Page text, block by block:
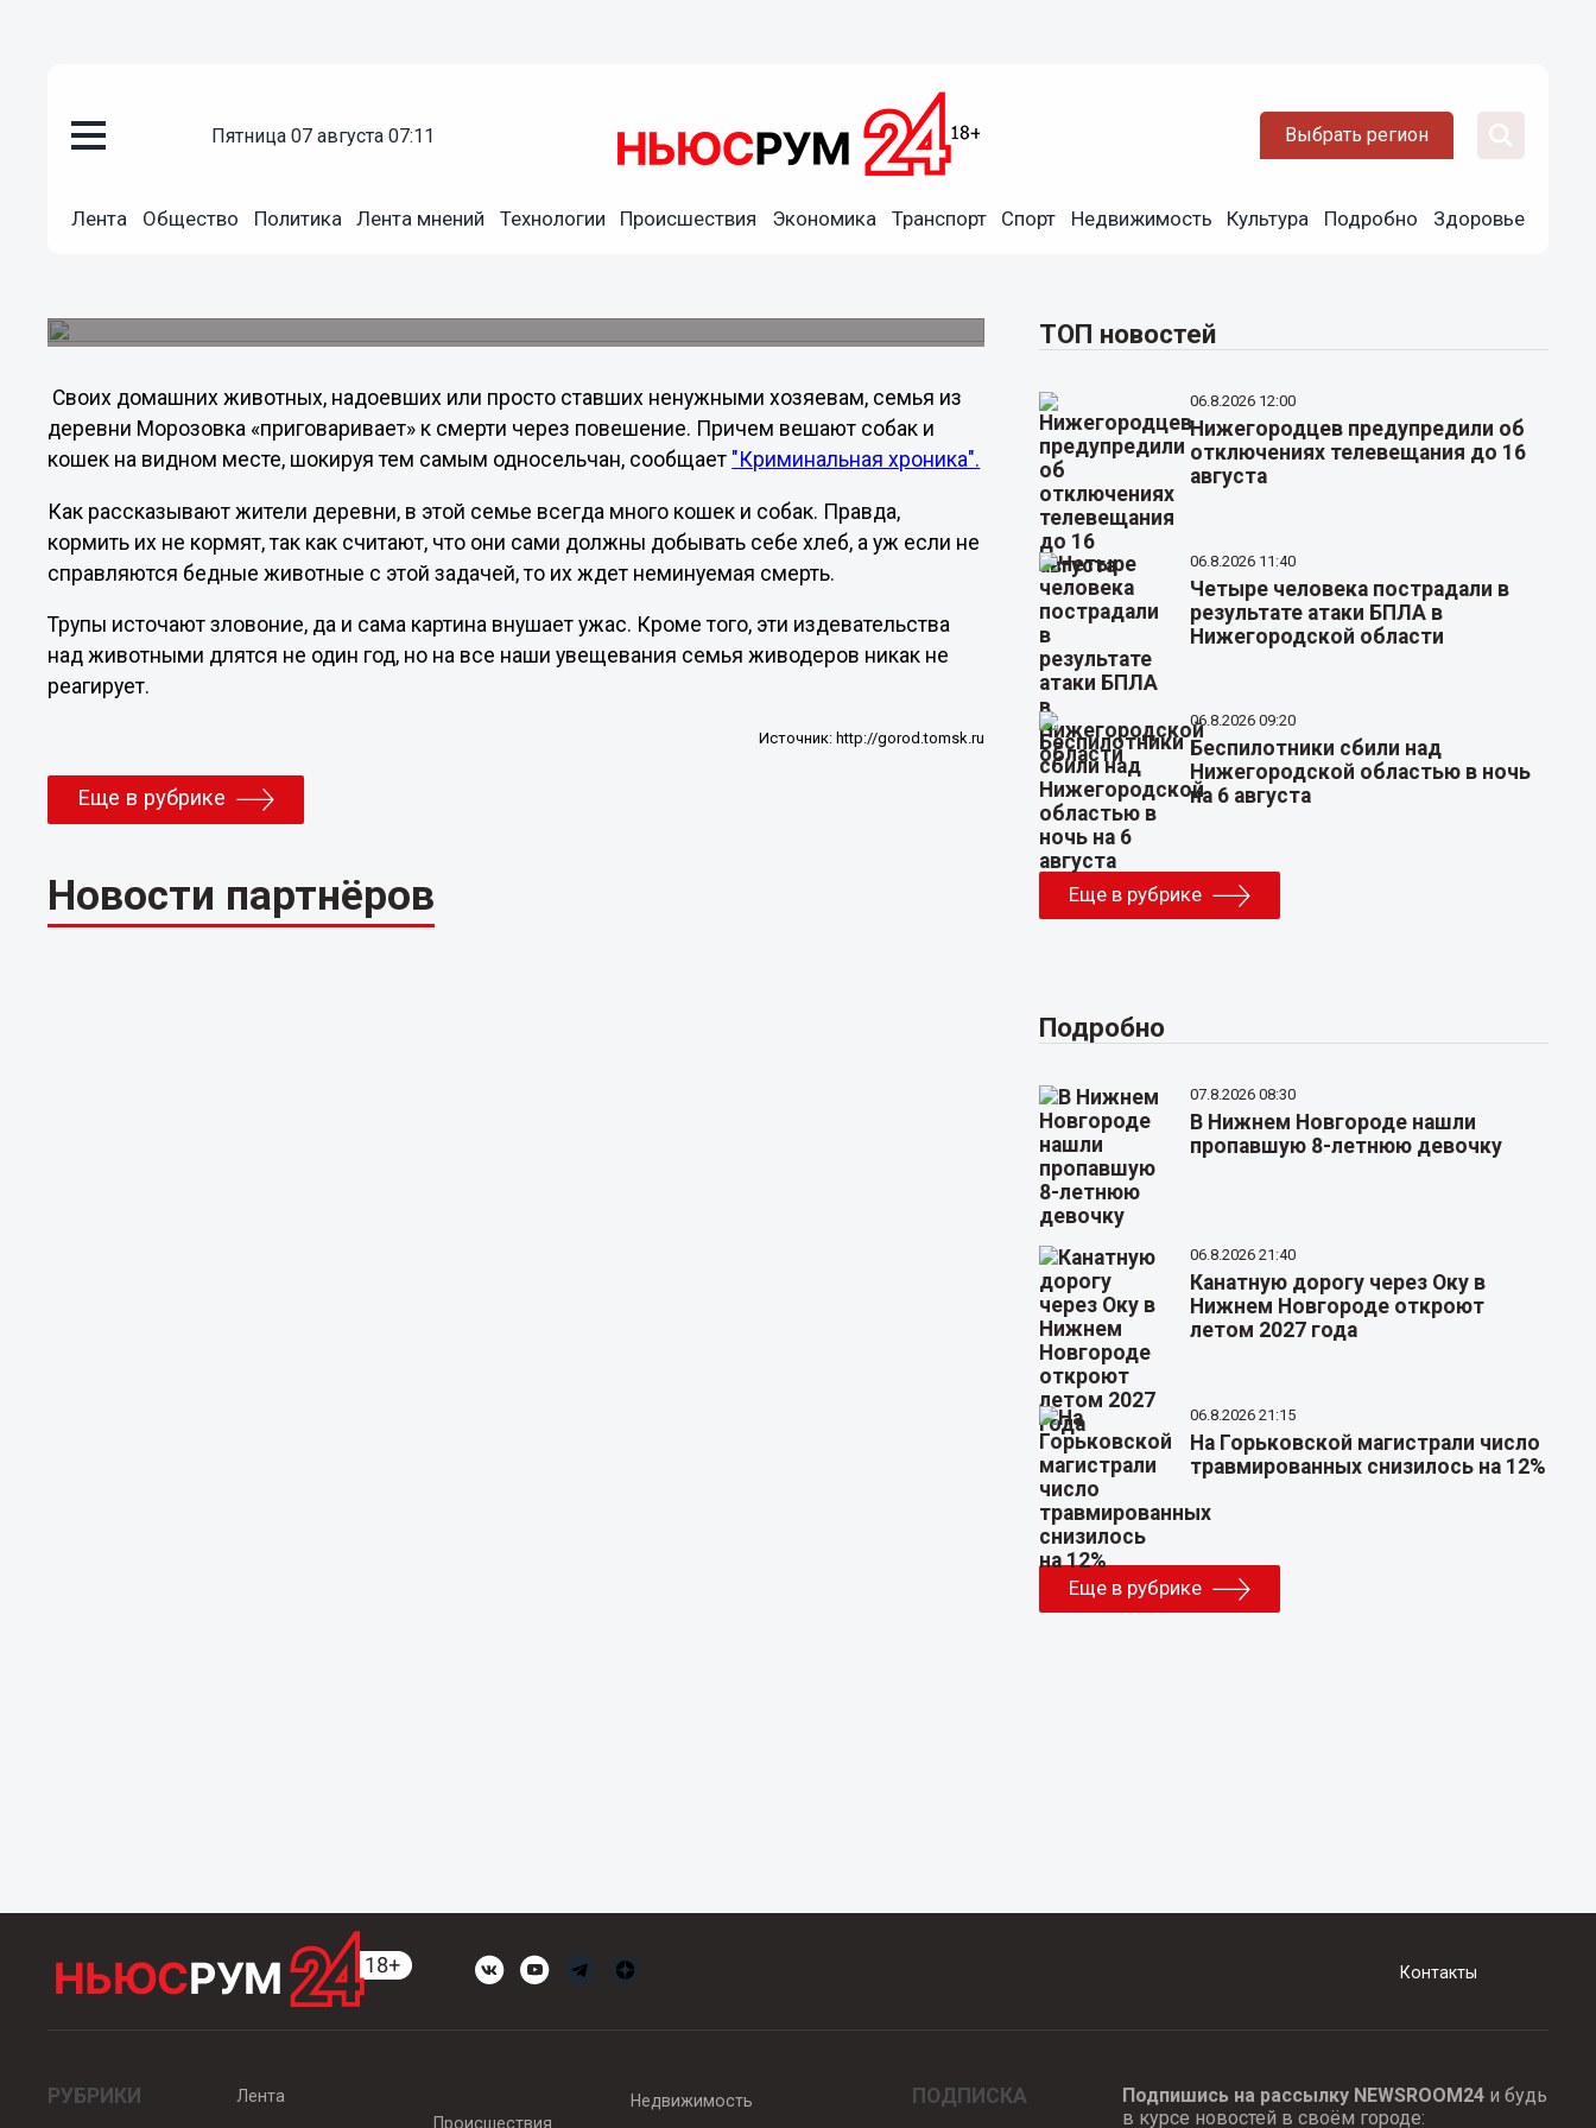
пятница 07 августа 07:11 Выбрать регион
Лента Общество Политика Лента мнений Технологии Происшествия Экономика Транспорт Спорт Недвижимость Культура Подробно Здоровье
Общество
Своих домашних животных, надоевших или просто ставших ненужными хозяевам, семья из
деревни Морозовка «приговаривает» к смерти через повешение. Причем вешают собак и
кошек на видном месте, шокируя тем самым односельчан, сообщает "Криминальная хроника".
Как рассказывают жители деревни, в этой семье всегда много кошек и собак. Правда,
кормить их не кормят, так как считают, что они сами должны добывать себе хлеб, а уж если не
справляются бедные животные с этой задачей, то их ждет неминуемая смерть.
Трупы источают зловоние, да и сама картина внушает ужас. Кроме того, эти издевательства
над животными длятся не один год, но на все наши увещевания семья живодеров никак не
реагирует.
Источник: http://gorod.tomsk.ru
Еще в рубрике
Новости партнёров
ТОП новостей
06.8.2026 12:00
Нижегородцев предупредили об
отключениях телевещания до 16
августа
06.8.2026 11:40
Четыре человека пострадали в
результате атаки БПЛА в
Нижегородской области
06.8.2026 09:20
Беспилотники сбили над
Нижегородской областью в ночь
на 6 августа
Еще в рубрике
Подробно
07.8.2026 08:30
В Нижнем Новгороде нашли
пропавшую 8-летнюю девочку
06.8.2026 21:40
Канатную дорогу через Оку в
Нижнем Новгороде откроют
летом 2027 года
06.8.2026 21:15
На Горьковской магистрали число
травмированных снизилось на 12%
Еще в рубрике
Контакты
РУБРИКИ
Лента
Происшествия
Недвижимость ПОДПИСКА Подпишись на рассылку NEWSROOM24и будь
в курсе новостей в своём городе: